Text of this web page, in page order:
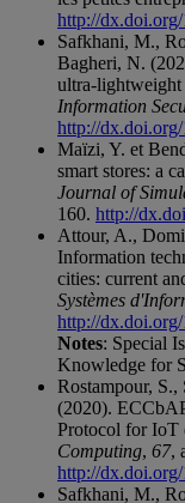
http://
Safkhani, M.,
Bagheri, N.
ultra-lightweight
Information
http://
Maïzi, Y. et
smart stores: a
Journal of
160. http://
Attour, A.,
Information
cities: current
Systèmes
http://
Notes: Special
Knowledge for
Rostampour,
(2020).
Protocol for IoT
Computing, 67,
http://
Safkhani, M.,